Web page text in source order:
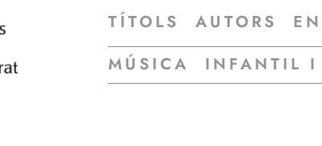
TÍTOLS AUTORS
MÚSICA INFANTIL I